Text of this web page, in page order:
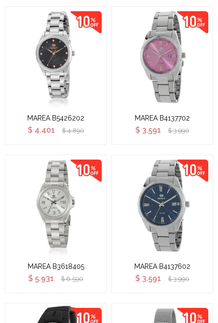
MAREA B5426202
$ 4.401 $ 4.890
MAREA B4137702
$ 3.591 $ 3.990
MAREA B3618405
$ 5.931 $ 6.590
MAREA B4137602
$ 3.591 $ 3.990